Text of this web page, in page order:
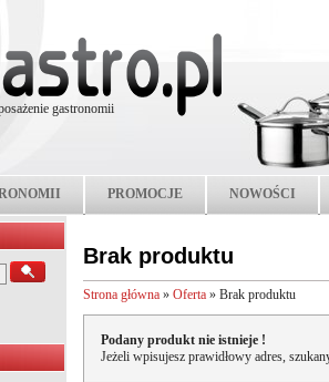
gastronomii
PROMOCJE NOWOŚCI
Brak produktu
Strona główna » Oferta » Brak produktu
Podany produkt nie istnieje !
Jeżeli wpisujesz prawidłowy adres,